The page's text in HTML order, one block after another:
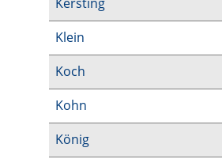
Klein
Koch
Kohn
König